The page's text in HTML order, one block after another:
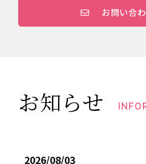
お問い合
お知らせ
2026/08/03